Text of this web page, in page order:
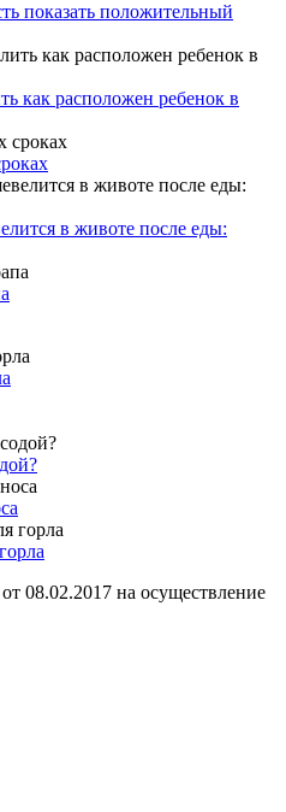
показать положительный
как расположен ребенок в
в животе после еды:
08.02.2017 на осуществление